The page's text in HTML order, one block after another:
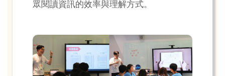
眾閱讀資訊的效率與理解方式。